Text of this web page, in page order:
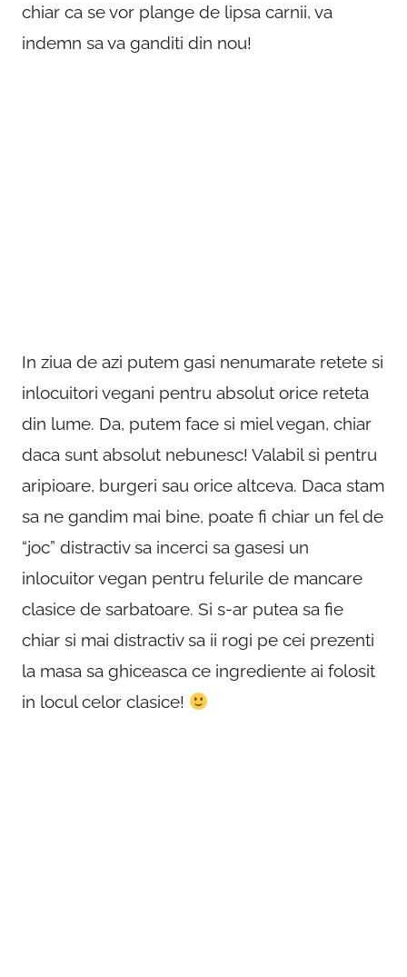
chiar ca se vor plange de lipsa carnii, va
indemn sa va ganditi din nou!
In ziua de azi putem gasi nenumarate retete si
inlocuitori vegani pentru absolut orice reteta
din lume. Da, putem face si miel vegan, chiar
daca sunt absolut nebunesc! Valabil si pentru
aripioare, burgeri sau orice altceva. Daca stam
sa ne gandim mai bine, poate fi chiar un fel de
“joc” distractiv sa incerci sa gasesi un
inlocuitor vegan pentru felurile de mancare
clasice de sarbatoare. Si s-ar putea sa fie
chiar si mai distractiv sa ii rogi pe cei prezenti
la masa sa ghiceasca ce ingrediente ai folosit
in locul celor clasice!